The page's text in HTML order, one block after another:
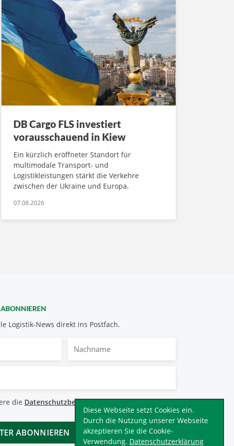
Diese Webseite setzt Cookies ein.
Durch die Nutzung unserer Webseite
akzeptieren Sie die Cookie-
Verwendung. Datenschutzerklärung
DB Cargo FLS investiert
vorausschauend in Kiew
Ein kürzlich eröffneter Standort für
multimodale Transport- und
Logistikleistungen stärkt die Verkehre
zwischen der Ukraine und Europa.
07.08.2026
Logistik-News direkt ins Postfach.
die Datenschutzbestimmungen.*